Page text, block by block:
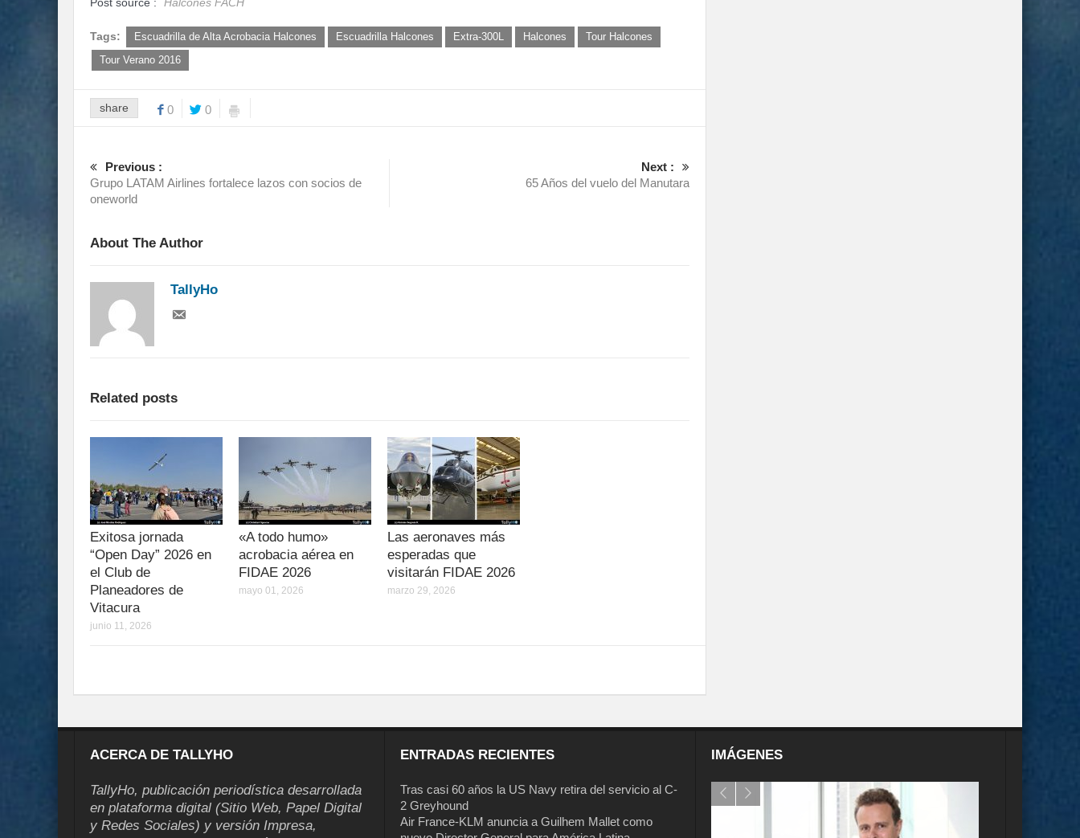
Post source : Halcones FACH
Tags: Escuadrilla de Alta Acrobacia Halcones Escuadrilla Halcones Extra-300L Halcones
Tour Halcones
Tour Verano 2016
share 0 0
Previous :
Grupo LATAM Airlines fortalece lazos con socios de
oneworld
Next :
65 Años del vuelo del Manutara
About The Author
TallyHo
Related posts
Exitosa jornada
“Open Day” 2026 en
el Club de
Planeadores de
Vitacura
junio 11, 2026
«A todo humo»
acrobacia aérea en
FIDAE 2026
mayo 01, 2026
Las aeronaves más
esperadas que
visitarán FIDAE 2026
marzo 29, 2026
ACERCA DE TALLYHO
TallyHo, publicación periodística desarrollada
en plataforma digital (Sitio Web, Papel Digital
y Redes Sociales) y versión Impresa,
ENTRADAS RECIENTES
Tras casi 60 años la US Navy retira del servicio al C-
2 Greyhound
Air France-KLM anuncia a Guilhem Mallet como
IMÁGENES